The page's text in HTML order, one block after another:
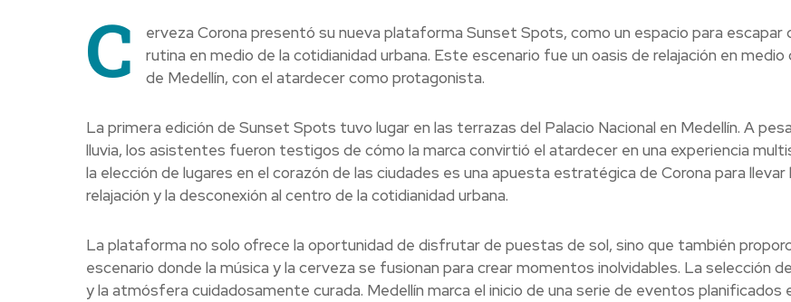
C
erveza Corona presentó su nueva plataforma Sunset Spots, como un espacio para escapar
rutina en medio de la cotidianidad urbana. Este escenario fue un oasis de relajación en medio
de Medellín, con el atardecer como protagonista.
La primera edición de Sunset Spots tuvo lugar en las terrazas del Palacio Nacional en Medellín. A
lluvia, los asistentes fueron testigos de cómo la marca convirtió el atardecer en una experiencia
la elección de lugares en el corazón de las ciudades es una apuesta estratégica de Corona para llevar
relajación y la desconexión al centro de la cotidianidad urbana.
La plataforma no solo ofrece la oportunidad de disfrutar de puestas de sol, sino que también
escenario donde la música y la cerveza se fusionan para crear momentos inolvidables. La selección
y la atmósfera cuidadosamente curada. Medellín marca el inicio de una serie de eventos planificados